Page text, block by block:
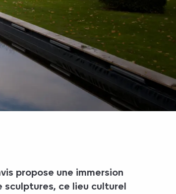
propose une immersion
sculptures, ce lieu culturel